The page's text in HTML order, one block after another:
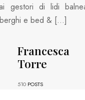
gestori di lidi
e bed & […]
Francesca
Torre
510 POSTS